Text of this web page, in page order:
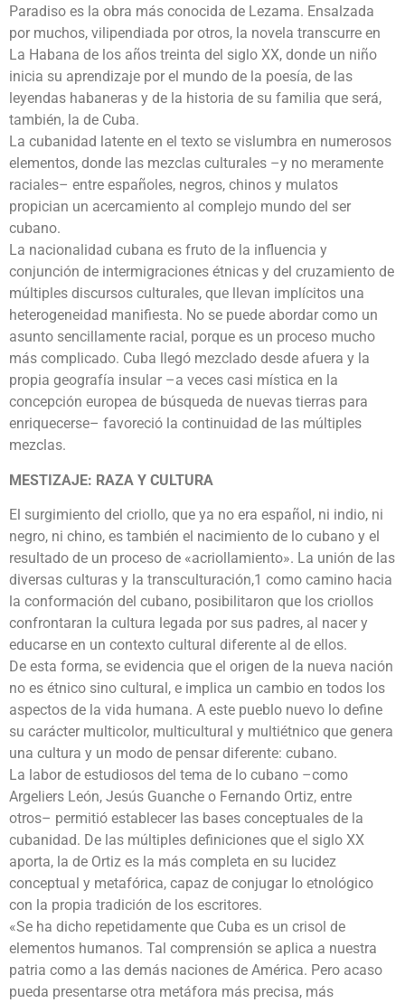
Paradiso es la obra más conocida de Lezama. Ensalzada
por muchos, vilipendiada por otros, la novela transcurre en
La Habana de los años treinta del siglo XX, donde un niño
inicia su aprendizaje por el mundo de la poesía, de las
leyendas habaneras y de la historia de su familia que será,
también, la de Cuba.
La cubanidad latente en el texto se vislumbra en numerosos
elementos, donde las mezclas culturales –y no meramente
raciales– entre españoles, negros, chinos y mulatos
propician un acercamiento al complejo mundo del ser
cubano.
La nacionalidad cubana es fruto de la influencia y
conjunción de intermigraciones étnicas y del cruzamiento de
múltiples discursos culturales, que llevan implícitos una
heterogeneidad manifiesta. No se puede abordar como un
asunto sencillamente racial, porque es un proceso mucho
más complicado. Cuba llegó mezclado desde afuera y la
propia geografía insular –a veces casi mística en la
concepción europea de búsqueda de nuevas tierras para
enriquecerse– favoreció la continuidad de las múltiples
mezclas.
MESTIZAJE: RAZA Y CULTURA
El surgimiento del criollo, que ya no era español, ni indio, ni
negro, ni chino, es también el nacimiento de lo cubano y el
resultado de un proceso de «acriollamiento». La unión de las
diversas culturas y la transculturación,1 como camino hacia
la conformación del cubano, posibilitaron que los criollos
confrontaran la cultura legada por sus padres, al nacer y
educarse en un contexto cultural diferente al de ellos.
De esta forma, se evidencia que el origen de la nueva nación
no es étnico sino cultural, e implica un cambio en todos los
aspectos de la vida humana. A este pueblo nuevo lo define
su carácter multicolor, multicultural y multiétnico que genera
una cultura y un modo de pensar diferente: cubano.
La labor de estudiosos del tema de lo cubano –como
Argeliers León, Jesús Guanche o Fernando Ortiz, entre
otros– permitió establecer las bases conceptuales de la
cubanidad. De las múltiples definiciones que el siglo XX
aporta, la de Ortiz es la más completa en su lucidez
conceptual y metafórica, capaz de conjugar lo etnológico
con la propia tradición de los escritores.
«Se ha dicho repetidamente que Cuba es un crisol de
elementos humanos. Tal comprensión se aplica a nuestra
patria como a las demás naciones de América. Pero acaso
pueda presentarse otra metáfora más precisa, más